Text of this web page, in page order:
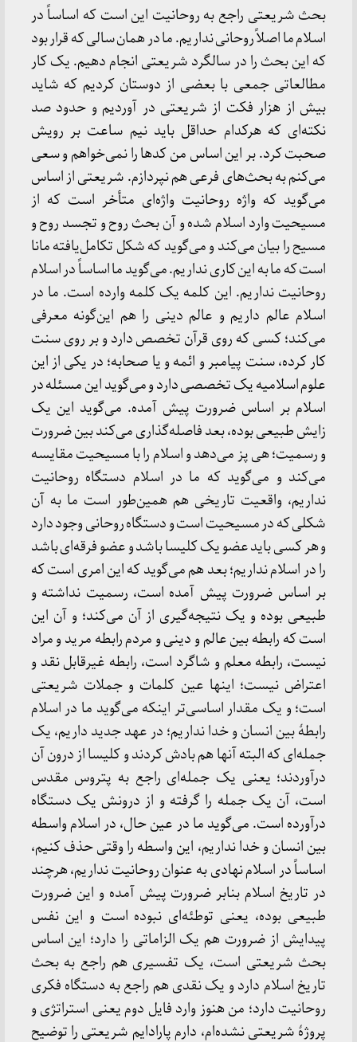
بحث شریعتی راجع به روحانیت این است که اساساً در
اسلام ما اصلاً روحانی نداریم. ما در همان سالی که قرار بود
که این بحث را در سالگرد شریعتی انجام دهیم. یک کار
مطالعاتی جمعی با بعضی از دوستان کردیم که شاید
بیش از هزار فکت از شریعتی در آوردیم و حدود صد
نکته‌ای که هرکدام حداقل باید نیم ساعت بر رویش
صحبت کرد. بر این اساس من کدها را نمی‌خواهم و سعی
می‌کنم به بحث‌های فرعی هم نپردازم. شریعتی از اساس
می‌گوید که واژه روحانیت واژه‌ای متأخر است که از
مسیحیت وارد اسلام شده و آن بحث روح و تجسد روح و
مسیح را بیان می‌کند و می‌گوید که شکل تکامل‌یافته مانا
است که ما به این کاری نداریم. می‌گوید ما اساساً در اسلام
روحانیت نداریم. این کلمه یک کلمه وارده است. ما در
اسلام عالم داریم و عالم دینی را هم این‌گونه معرفی
می‌کند؛ کسی که روی قرآن تخصص دارد و بر روی سنت
کار کرده، سنت پیامبر و ائمه و یا صحابه؛ در یکی از این
علوم اسلامیه یک تخصصی دارد و می‌گوید این مسئله در
اسلام بر اساس ضرورت پیش آمده. می‌گوید این یک
زایش طبیعی بوده، بعد فاصله‌گذاری می‌کند بین ضرورت
و رسمیت؛ هی پز می‌دهد و اسلام را با مسیحیت مقایسه
می‌کند و می‌گوید که ما در اسلام دستگاه روحانیت
نداریم، واقعیت تاریخی هم همین‌طور است ما به آن
شکلی که در مسیحیت است و دستگاه روحانی وجود دارد
و هر کسی باید عضو یک کلیسا باشد و عضو فرقه‌ای باشد
را در اسلام نداریم؛ بعد هم می‌گوید که این امری است که
بر اساس ضرورت پیش آمده است، رسمیت نداشته و
طبیعی بوده و یک نتیجه‌گیری از آن می‌کند؛ و آن این
است که رابطه بین عالم و دینی و مردم رابطه مرید و مراد
نیست، رابطه معلم و شاگرد است، رابطه غیرقابل نقد و
اعتراض نیست؛ اینها عین کلمات و جملات شریعتی
است؛ و یک مقدار اساسی‌تر اینکه می‌گوید ما در اسلام
رابطۀ بین انسان و خدا نداریم؛ در عهد جدید داریم، یک
جمله‌ای که البته آنها هم بادش کردند و کلیسا از درون آن
درآوردند؛ یعنی یک جمله‌ای راجع به پتروس مقدس
است، آن یک جمله را گرفته و از درونش یک دستگاه
درآورده است. می‌گوید ما در عین حال، در اسلام واسطه
بین انسان و خدا نداریم، این واسطه را وقتی حذف کنیم،
اساساً در اسلام نهادی به عنوان روحانیت نداریم، هرچند
در تاریخ اسلام بنابر ضرورت پیش آمده و این ضرورت
طبیعی بوده، یعنی توطئه‌ای نبوده است و این نفس
پیدایش از ضرورت هم یک الزاماتی را دارد؛ این اساس
بحث شریعتی است، یک تفسیری هم راجع به بحث
تاریخ اسلام دارد و یک نقدی هم راجع به دستگاه فکری
روحانیت دارد؛ من هنوز وارد فایل دوم یعنی استراتژی و
پروژۀ شریعتی نشده‌ام، دارم پارادایم شریعتی را توضیح